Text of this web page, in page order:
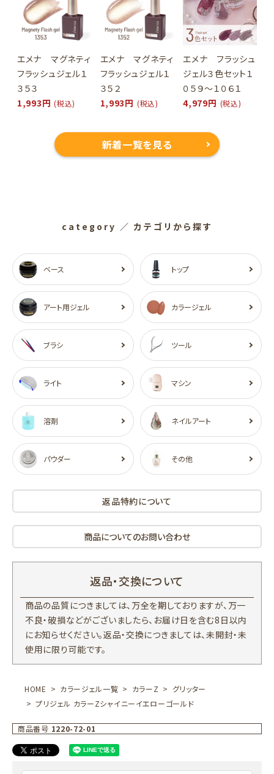
エメナ マグネティ
フラッシュジェル１
３５３
1,993円 (税込)
エメナ マグネティ
フラッシュジェル１
３５２
1,993円 (税込)
エメナ フラッシュ
ジェル３色セット１
０５９～１０６１
4,979円 (税込)
新着一覧を見る
category ／ カテゴリから探す
ベース トップ
アート用ジェル カラージェル
ブラシ ツール
ライト マシン
溶剤 ネイルアート
パウダー その他
返品特約について
商品についてのお問い合わせ
返品・交換について
商品の品質につきましては、万全を期しておりますが、万一
不良・破損などがございましたら、お届け日を含む8日以内
にお知らせください。返品・交換につきましては、未開封・未
使用に限り可能です。
HOME カラージェル一覧 カラーZ
グリッター
プリジェル カラーZシャイニーイエローゴールド
商品番号 1220-72-01